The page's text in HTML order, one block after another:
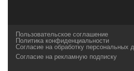
и взыскательных путешественников,
спортсменов и отдыхающих.
Пользовательское соглашение
Политика конфиденциальности
Согласие на обработку персональных
Согласие на рекламную подписку